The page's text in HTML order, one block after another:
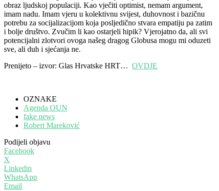
obraz ljudskoj populaciji. Kao vječiti optimist, nemam argument,
imam nadu. Imam vjeru u kolektivnu svijest, duhovnost i bazičnu
potrebu za socijalizacijom koja posljedično stvara empatiju pa zatim
i bolje društvo. Zvučim li kao ostarjeli hipik? Vjerojatno da, ali svi
potencijalni zlotvori ovoga našeg dragog Globusa mogu mi oduzeti
sve, ali duh i sjećanja ne.
Prenijeto – izvor: Glas Hrvatske HRT… OVDJE
OZNAKE
Agenda OUN
fake news
Robert Mareković
Podijeli objavu
Facebook
X
Linkedin
WhatsApp
Email